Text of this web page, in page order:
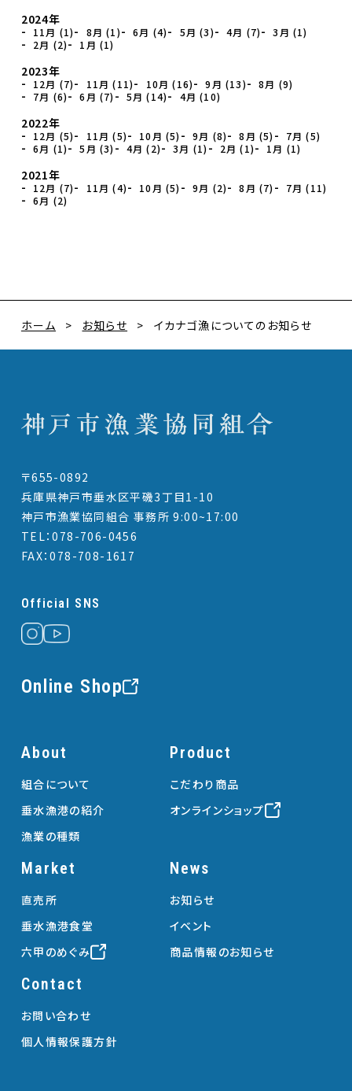
2024年
11月 (1) 8月 (1) 6月 (4) 5月 (3) 4月 (7)
3月 (1)
2月 (2)
1月 (1)
2023年
12月 (7) 11月 (11) 10月 (16) 9月 (13)
8月 (9)
7月 (6)
6月 (7) 5月 (14) 4月 (10)
2022年
12月 (5) 11月 (5) 10月 (5) 9月 (8) 8月 (5)
7月 (5)
6月 (1)
5月 (3) 4月 (2) 3月 (1) 2月 (1) 1月 (1)
2021年
12月 (7) 11月 (4) 10月 (5) 9月 (2) 8月 (7)
7月 (11)
6月 (2)
ホーム お知らせ イカナゴ漁についてのお知らせ
〒655-0892
兵庫県神戸市垂水区平磯3丁目1-10
神戸市漁業協同組合 事務所 9:00~17:00
TEL：078-706-0456
FAX：078-708-1617
Official SNS
Online Shop
About
組合について
垂水漁港の紹介
漁業の種類
Product
こだわり商品
オンラインショップ
Market
直売所
垂水漁港食堂
六甲のめぐみ
News
お知らせ
イベント
商品情報のお知らせ
Contact
お問い合わせ
個人情報保護方針